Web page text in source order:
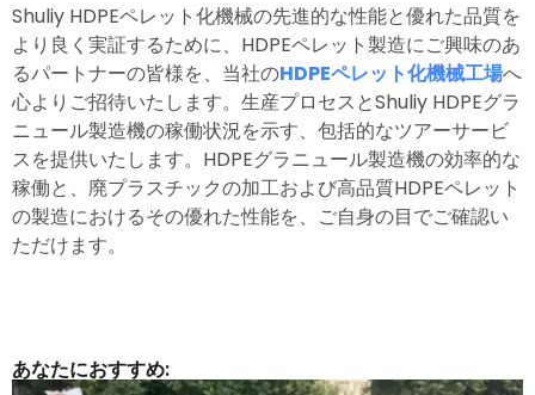
Shuliy HDPEペレット化機械の先進的な性能と優れた品質を
より良く実証するために、HDPEペレット製造にご興味のあ
るパートナーの皆様を、当社のHDPEペレット化機械工場へ
心よりご招待いたします。生産プロセスとShuliy HDPEグラ
ニュール製造機の稼働状況を示す、包括的なツアーサービ
スを提供いたします。HDPEグラニュール製造機の効率的な
稼働と、廃プラスチックの加工および高品質HDPEペレット
の製造におけるその優れた性能を、ご自身の目でご確認い
ただけます。
あなたにおすすめ: